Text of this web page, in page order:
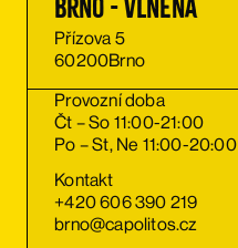
Brno - Vlněna
Přízova 5
60200Brno
Provozní doba
Čt – So 11:00-21:00
Po – St, Ne 11:00-20:00
Kontakt
+420 606 390 219
brno@capolitos.cz